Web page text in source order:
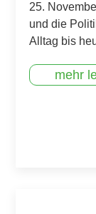
25.
und die
Alltag bis
mehr